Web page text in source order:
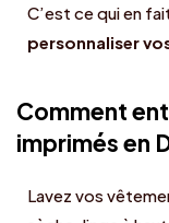
C’est ce qui en
personnaliser
Comment
imprimés en
Lavez vos